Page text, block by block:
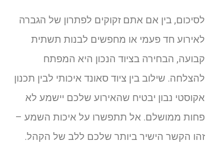
לסיכום, בין אם אתם זקוקים לפתרון של הגברה
לאירוע חד פעמי או מחפשים לבנות תשתית
קבועה, הבחירה בציוד הנכון היא המפתח
להצלחה. שילוב בין ציוד סאונד איכותי לבין תכנון
אקוסטי נבון יבטיח שהאירוע שלכם יישמע לא
פחות ממושלם. אל תתפשרו על איכות השמע –
זהו הקשר הישיר ביותר שלכם ללב של הקהל.